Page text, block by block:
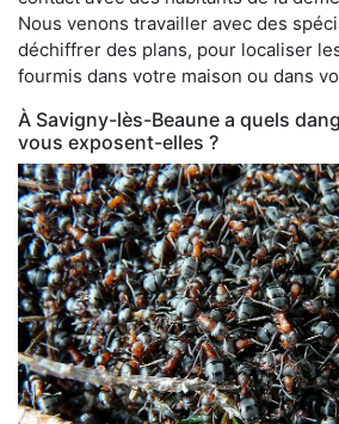
Nous venons travailler avec des
déchiffrer des plans, pour localiser
fourmis dans votre maison ou dans
À Savigny-lès-Beaune a quels
vous exposent-elles ?